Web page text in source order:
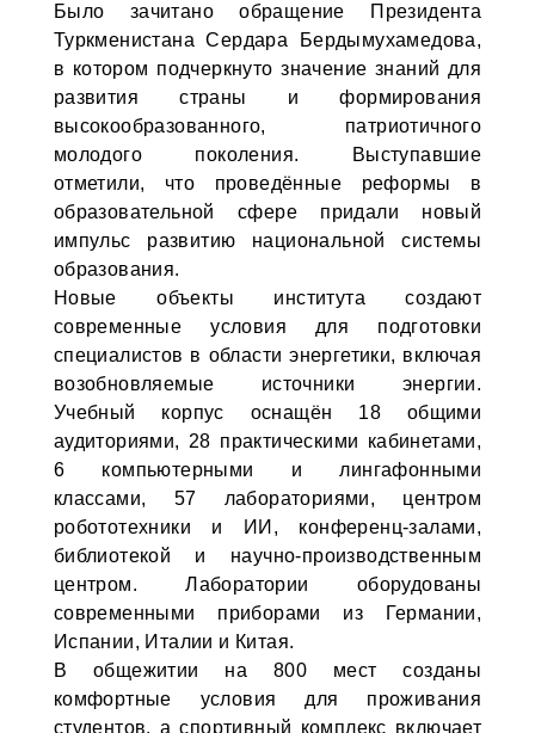
Было зачитано обращение Президента
Туркменистана Сердара Бердымухамедова,
в котором подчеркнуто значение знаний для
развития страны и формирования
высокообразованного, патриотичного
молодого поколения. Выступавшие
отметили, что проведённые реформы в
образовательной сфере придали новый
импульс развитию национальной системы
образования.
Новые объекты института создают
современные условия для подготовки
специалистов в области энергетики, включая
возобновляемые источники энергии.
Учебный корпус оснащён 18 общими
аудиториями, 28 практическими кабинетами,
6 компьютерными и лингафонными
классами, 57 лабораториями, центром
робототехники и ИИ, конференц-залами,
библиотекой и научно-производственным
центром. Лаборатории оборудованы
современными приборами из Германии,
Испании, Италии и Китая.
В общежитии на 800 мест созданы
комфортные условия для проживания
студентов, а спортивный комплекс включает